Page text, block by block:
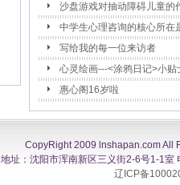
沙盘游戏对抽动障碍儿童的
中学生心理咨询的核心所在
写给我的每一位来访者
心灵绘画---<涂鸦日记>小贴
惠心阁16岁啦
CopyRight 2009 lnshapan.com All
地址：沈阳市浑南新区三义街2-6号1-1
辽ICP备